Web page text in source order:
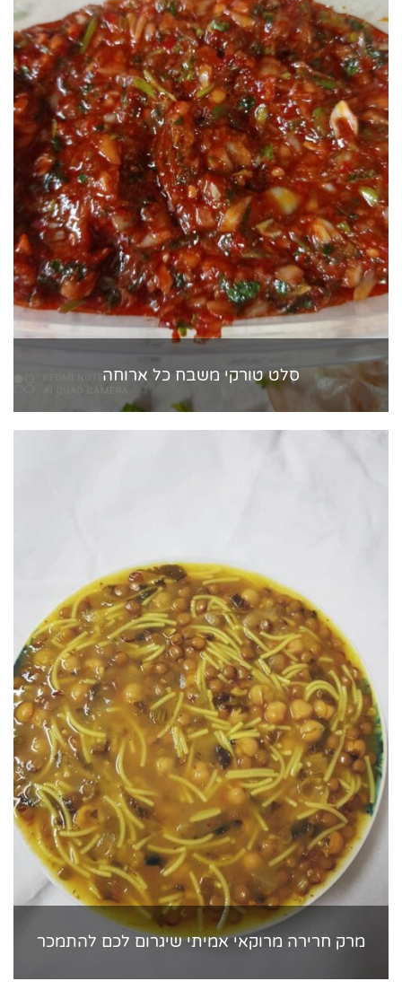
סלט טורקי משבח כל ארוחה
מרק חרירה מרוקאי אמיתי שיגרום לכם להתמכר